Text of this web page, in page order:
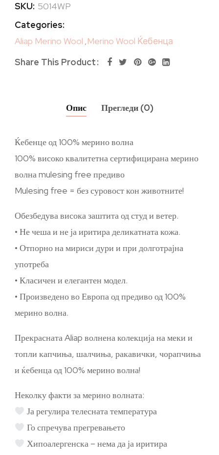
SKU: 5014WP
Categories:
Aliap Merino Wool ,Merino Wool Ќебенца
Share This Product
Опис Прегледи (0)
Ќебенце од 100% мерино волна
100% високо квалитетна сертифицирана мерино
волна mulesing free предиво
Mulesing free = без суровост кон животните!
Обезбедува висока заштита од студ и ветер.
• Не чеша и не ја иритира деликатната кожа.
• Отпорно на мириси дури и при долготрајна
употреба
• Класичен и елегантен модел.
• Произведено во Европа од предиво од 100%
мерино волна.
Прекрасната Aliap волнена колекција на меки и
топли капчиња, шалчиња, ракавички, чорапчиња
и ќебенца од 100% мерино волна!
Неколку факти за мерино волната:
Ја регулира телесната температура
Го спречува прегревањето
Хипоалергенска – нема да ја иритира